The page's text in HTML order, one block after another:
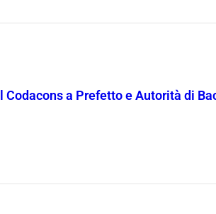
Codacons a Prefetto e Autorità di